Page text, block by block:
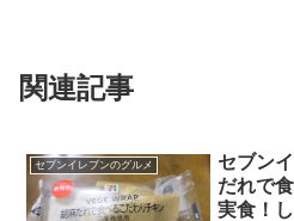
関連記事
セブンイレブンのグルメ
セブン
だれで
実食！